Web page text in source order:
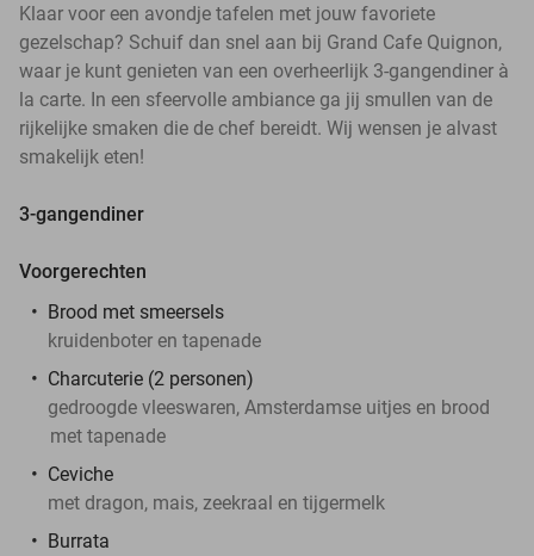
Klaar voor een avondje tafelen met jouw favoriete
gezelschap? Schuif dan snel aan bij Grand Cafe Quignon,
waar je kunt genieten van een overheerlijk 3-gangendiner à
la carte. In een sfeervolle ambiance ga jij smullen van de
rijkelijke smaken die de chef bereidt. Wij wensen je alvast
smakelijk eten!
3-gangendiner
Voorgerechten
Brood met smeersels
kruidenboter en tapenade
Charcuterie (2 personen)
gedroogde vleeswaren, Amsterdamse uitjes en brood
met tapenade
Ceviche
met dragon, mais, zeekraal en tijgermelk
Burrata